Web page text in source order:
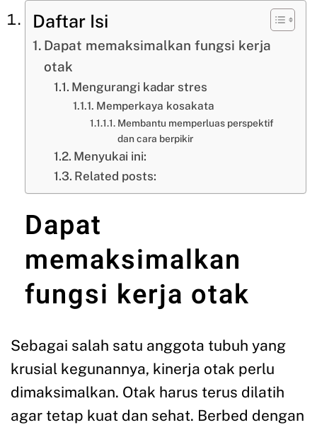
Daftar Isi
Dapat memaksimalkan fungsi kerja
otak
Mengurangi kadar stres
Memperkaya kosakata
Membantu memperluas perspektif
dan cara berpikir
Menyukai ini:
Related posts:
Dapat
memaksimalkan
fungsi kerja otak
Sebagai salah satu anggota tubuh yang
krusial kegunannya, kinerja otak perlu
dimaksimalkan. Otak harus terus dilatih
agar tetap kuat dan sehat. Berbed dengan